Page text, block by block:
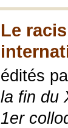
Le
édités
la fin du
1er